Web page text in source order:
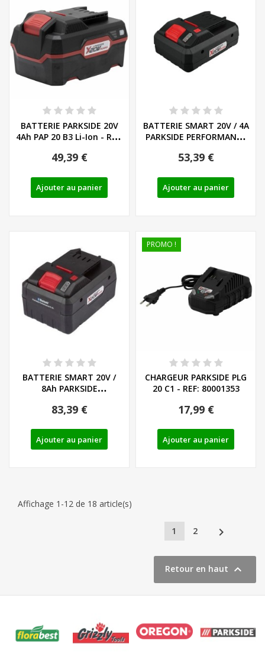
BATTERIE PARKSIDE 20V
4Ah PAP 20 B3 Li-Ion - REF:
49,39 €
Ajouter au panier
BATTERIE SMART 20V / 4A
PARKSIDE PERFORMANCE
53,39 €
Ajouter au panier
BATTERIE SMART 20V /
8Ah PARKSIDE
A1...
83,39 €
Ajouter au panier
PROMO !
CHARGEUR PARKSIDE PLG
20 C1 - REF: 80001353
17,99 €
Ajouter au panier
Affichage 1-12 de 18 article(s)
1 2 
Retour en haut 